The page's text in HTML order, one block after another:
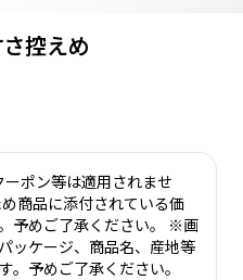
控えめ
ポン等は適用されませ
品に添付されている価
予めご了承ください。 ※画
ッケージ、商品名、産地等
。予めご了承ください。